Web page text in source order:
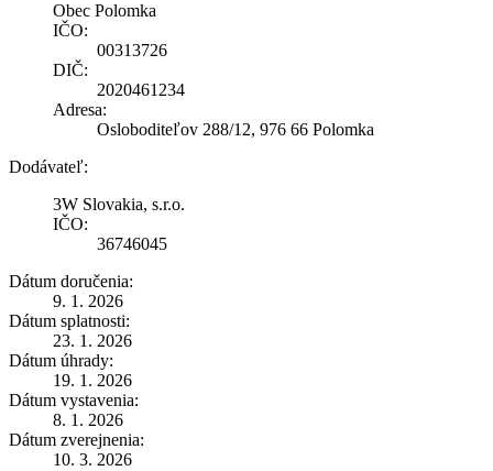
Obec Polomka
IČO:
00313726
DIČ:
2020461234
Adresa:
Osloboditeľov 288/12, 976 66 Polomka
Dodávateľ:
3W Slovakia, s.r.o.
IČO:
36746045
Dátum doručenia:
9. 1. 2026
Dátum splatnosti:
23. 1. 2026
Dátum úhrady:
19. 1. 2026
Dátum vystavenia:
8. 1. 2026
Dátum zverejnenia:
10. 3. 2026